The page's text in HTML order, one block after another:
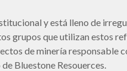
y está lleno de
grupos que utilizan estos
de minería responsable
Bluestone Resouerces.